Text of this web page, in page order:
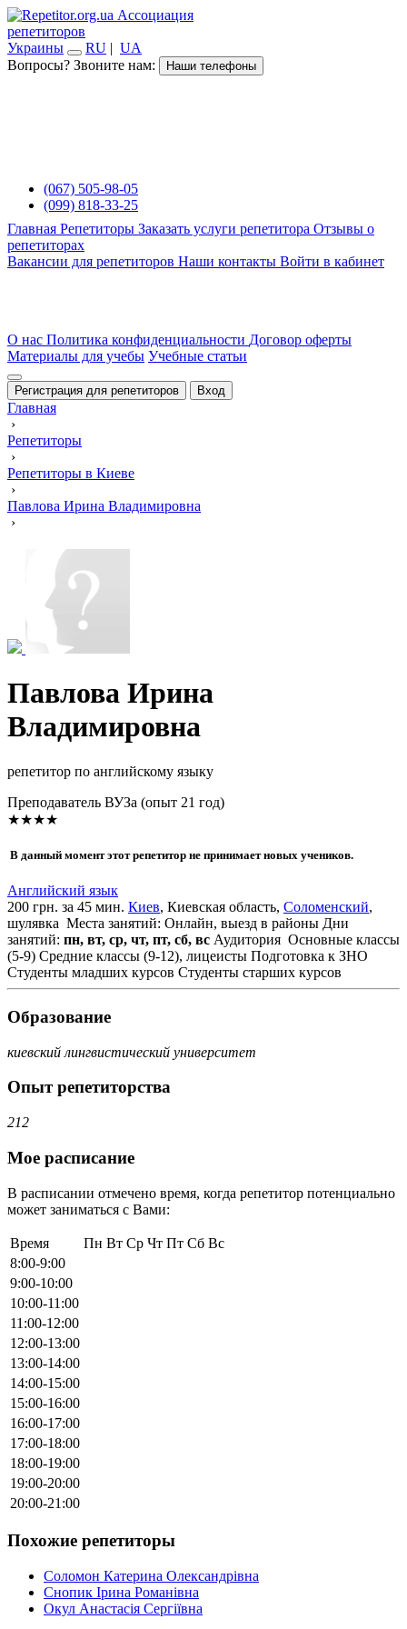
Ассоциация
репетиторов
Украины
RU | UA
Вопросы? Звоните нам:
Наши телефоны
(067) 505-98-05
(099) 818-33-25
Главная Репетиторы Заказать услуги репетитора Отзывы о
репетиторах
Вакансии для репетиторов Наши контакты Войти в кабинет
О нас Политика конфиденциальности Договор оферты
Материалы для учебы Учебные статьи
Регистрация для репетиторов Вход
Главная
›
Репетиторы
›
Репетиторы в Киеве
›
Павлова Ирина Владимировна
›
Павлова Ирина
Владимировна
репетитор по английскому языку
Преподаватель ВУЗа (опыт 21 год)
★★★★
В данный момент этот репетитор не принимает новых учеников.
Английский язык
200 грн. за 45 мин. Киев, Киевская область, Соломенский,
шулявка Места занятий: Онлайн, выезд в районы Дни
занятий: пн, вт, ср, чт, пт, сб, вс Аудитория Основные классы
(5-9) Средние классы (9-12), лицеисты Подготовка к ЗНО
Студенты младших курсов Студенты старших курсов
Образование
киевский лингвистический университет
Опыт репетиторства
212
Мое расписание
В расписании отмечено время, когда репетитор потенциально
может заниматься с Вами:
Время Пн Вт Ср Чт Пт Сб Вс
8:00-9:00
9:00-10:00
10:00-11:00
11:00-12:00
12:00-13:00
13:00-14:00
14:00-15:00
15:00-16:00
16:00-17:00
17:00-18:00
18:00-19:00
19:00-20:00
20:00-21:00
Похожие репетиторы
Соломон Катерина Олександрівна
Снопик Ірина Романівна
Окул Анастасія Сергіївна